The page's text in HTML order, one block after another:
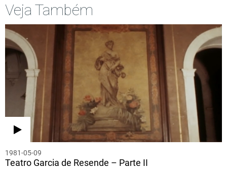
Veja Também
1981-05-09
Teatro Garcia de Resende – Parte II